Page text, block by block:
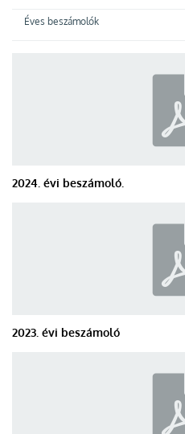
Éves beszámolók
2024. évi beszámoló.
2023. évi beszámoló